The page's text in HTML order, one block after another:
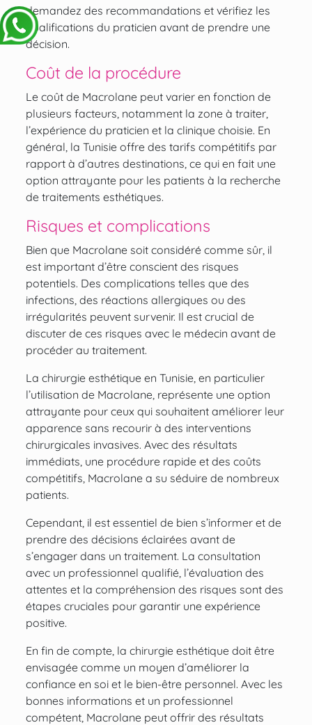
demandez des recommandations et vérifiez les
qualifications du praticien avant de prendre une
décision.
Coût de la procédure
Le coût de Macrolane peut varier en fonction de
plusieurs facteurs, notamment la zone à traiter,
l’expérience du praticien et la clinique choisie. En
général, la Tunisie offre des tarifs compétitifs par
rapport à d’autres destinations, ce qui en fait une
option attrayante pour les patients à la recherche
de traitements esthétiques.
Risques et complications
Bien que Macrolane soit considéré comme sûr, il
est important d’être conscient des risques
potentiels. Des complications telles que des
infections, des réactions allergiques ou des
irrégularités peuvent survenir. Il est crucial de
discuter de ces risques avec le médecin avant de
procéder au traitement.
La chirurgie esthétique en Tunisie, en particulier
l’utilisation de Macrolane, représente une option
attrayante pour ceux qui souhaitent améliorer leur
apparence sans recourir à des interventions
chirurgicales invasives. Avec des résultats
immédiats, une procédure rapide et des coûts
compétitifs, Macrolane a su séduire de nombreux
patients.
Cependant, il est essentiel de bien s’informer et de
prendre des décisions éclairées avant de
s’engager dans un traitement. La consultation
avec un professionnel qualifié, l’évaluation des
attentes et la compréhension des risques sont des
étapes cruciales pour garantir une expérience
positive.
En fin de compte, la chirurgie esthétique doit être
envisagée comme un moyen d’améliorer la
confiance en soi et le bien-être personnel. Avec les
bonnes informations et un professionnel
compétent, Macrolane peut offrir des résultats